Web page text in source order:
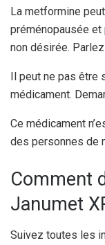
La metformine
préménopausée
non désirée.
Il peut ne pas être
médicament.
Ce médicament
des personnes de
Comment
Janumet
Suivez toutes les